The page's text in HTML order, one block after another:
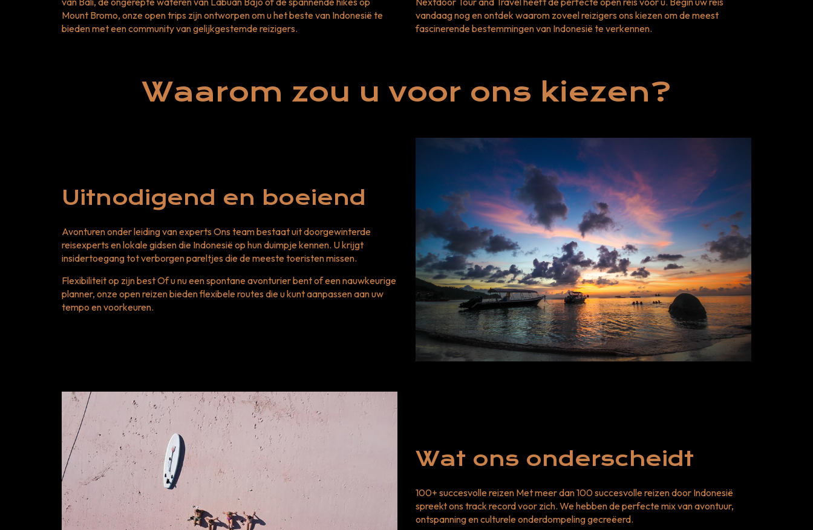
Mount Bromo, onze open trips zijn ontworpen om u het beste van Indonesië te
bieden met een community van gelijkgestemde reizigers.
vandaag nog en ontdek waarom zoveel reizigers ons kiezen om de meest
fascinerende bestemmingen van Indonesië te verkennen.
Waarom zou u voor ons kiezen?
Uitnodigend en boeiend
Avonturen onder leiding van experts Ons team bestaat uit doorgewinterde
reisexperts en lokale gidsen die Indonesië op hun duimpje kennen. U krijgt
insidertoegang tot verborgen pareltjes die de meeste toeristen missen.
Flexibiliteit op zijn best Of u nu een spontane avonturier bent of een nauwkeurige
planner, onze open reizen bieden flexibele routes die u kunt aanpassen aan uw
tempo en voorkeuren.
Wat ons onderscheidt
100+ succesvolle reizen Met meer dan 100 succesvolle reizen door Indonesië
spreekt ons track record voor zich. We hebben de perfecte mix van avontuur,
ontspanning en culturele onderdompeling gecreëerd.